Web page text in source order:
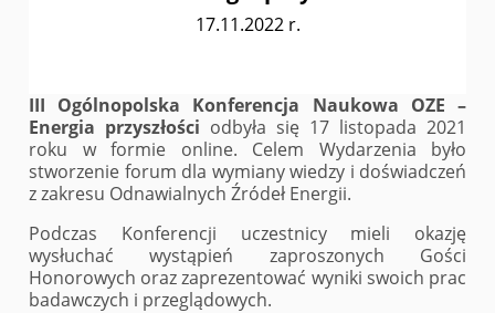
17.11.2022 r.
III Ogólnopolska Konferencja Naukowa OZE –
Energia przyszłości odbyła się 17 listopada 2021
roku w formie online. Celem Wydarzenia było
stworzenie forum dla wymiany wiedzy i doświadczeń
z zakresu Odnawialnych Źródeł Energii.
Podczas Konferencji uczestnicy mieli okazję
wysłuchać wystąpień zaproszonych Gości
Honorowych oraz zaprezentować wyniki swoich prac
badawczych i przeglądowych.